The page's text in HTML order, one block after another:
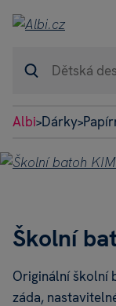
Albi>Dárky>
Školní
Originální školní
záda,